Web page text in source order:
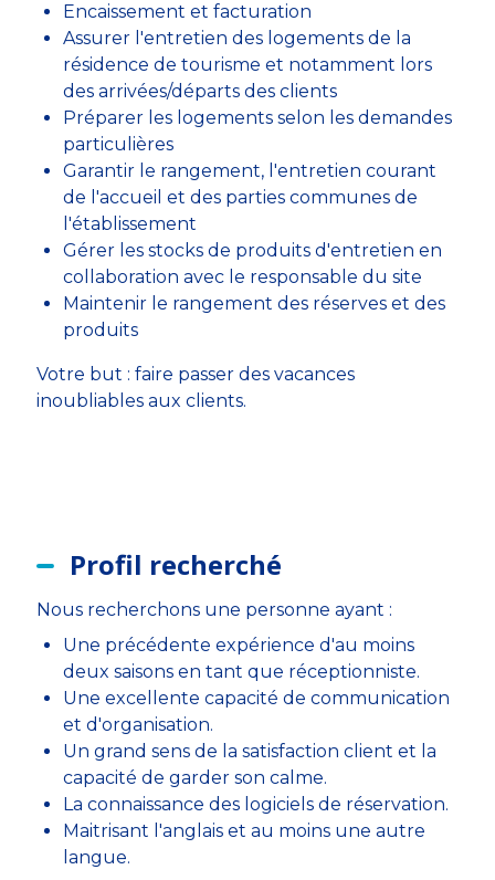
Encaissement et facturation
Assurer l'entretien des logements de la
résidence de tourisme et notamment lors
des arrivées/départs des clients
Préparer les logements selon les demandes
particulières
Garantir le rangement, l'entretien courant
de l'accueil et des parties communes de
l'établissement
Gérer les stocks de produits d'entretien en
collaboration avec le responsable du site
Maintenir le rangement des réserves et des
produits
Votre but : faire passer des vacances
inoubliables aux clients.
Profil recherché
Nous recherchons une personne ayant :
Une précédente expérience d'au moins
deux saisons en tant que réceptionniste.
Une excellente capacité de communication
et d'organisation.
Un grand sens de la satisfaction client et la
capacité de garder son calme.
La connaissance des logiciels de réservation.
Maitrisant l'anglais et au moins une autre
langue.